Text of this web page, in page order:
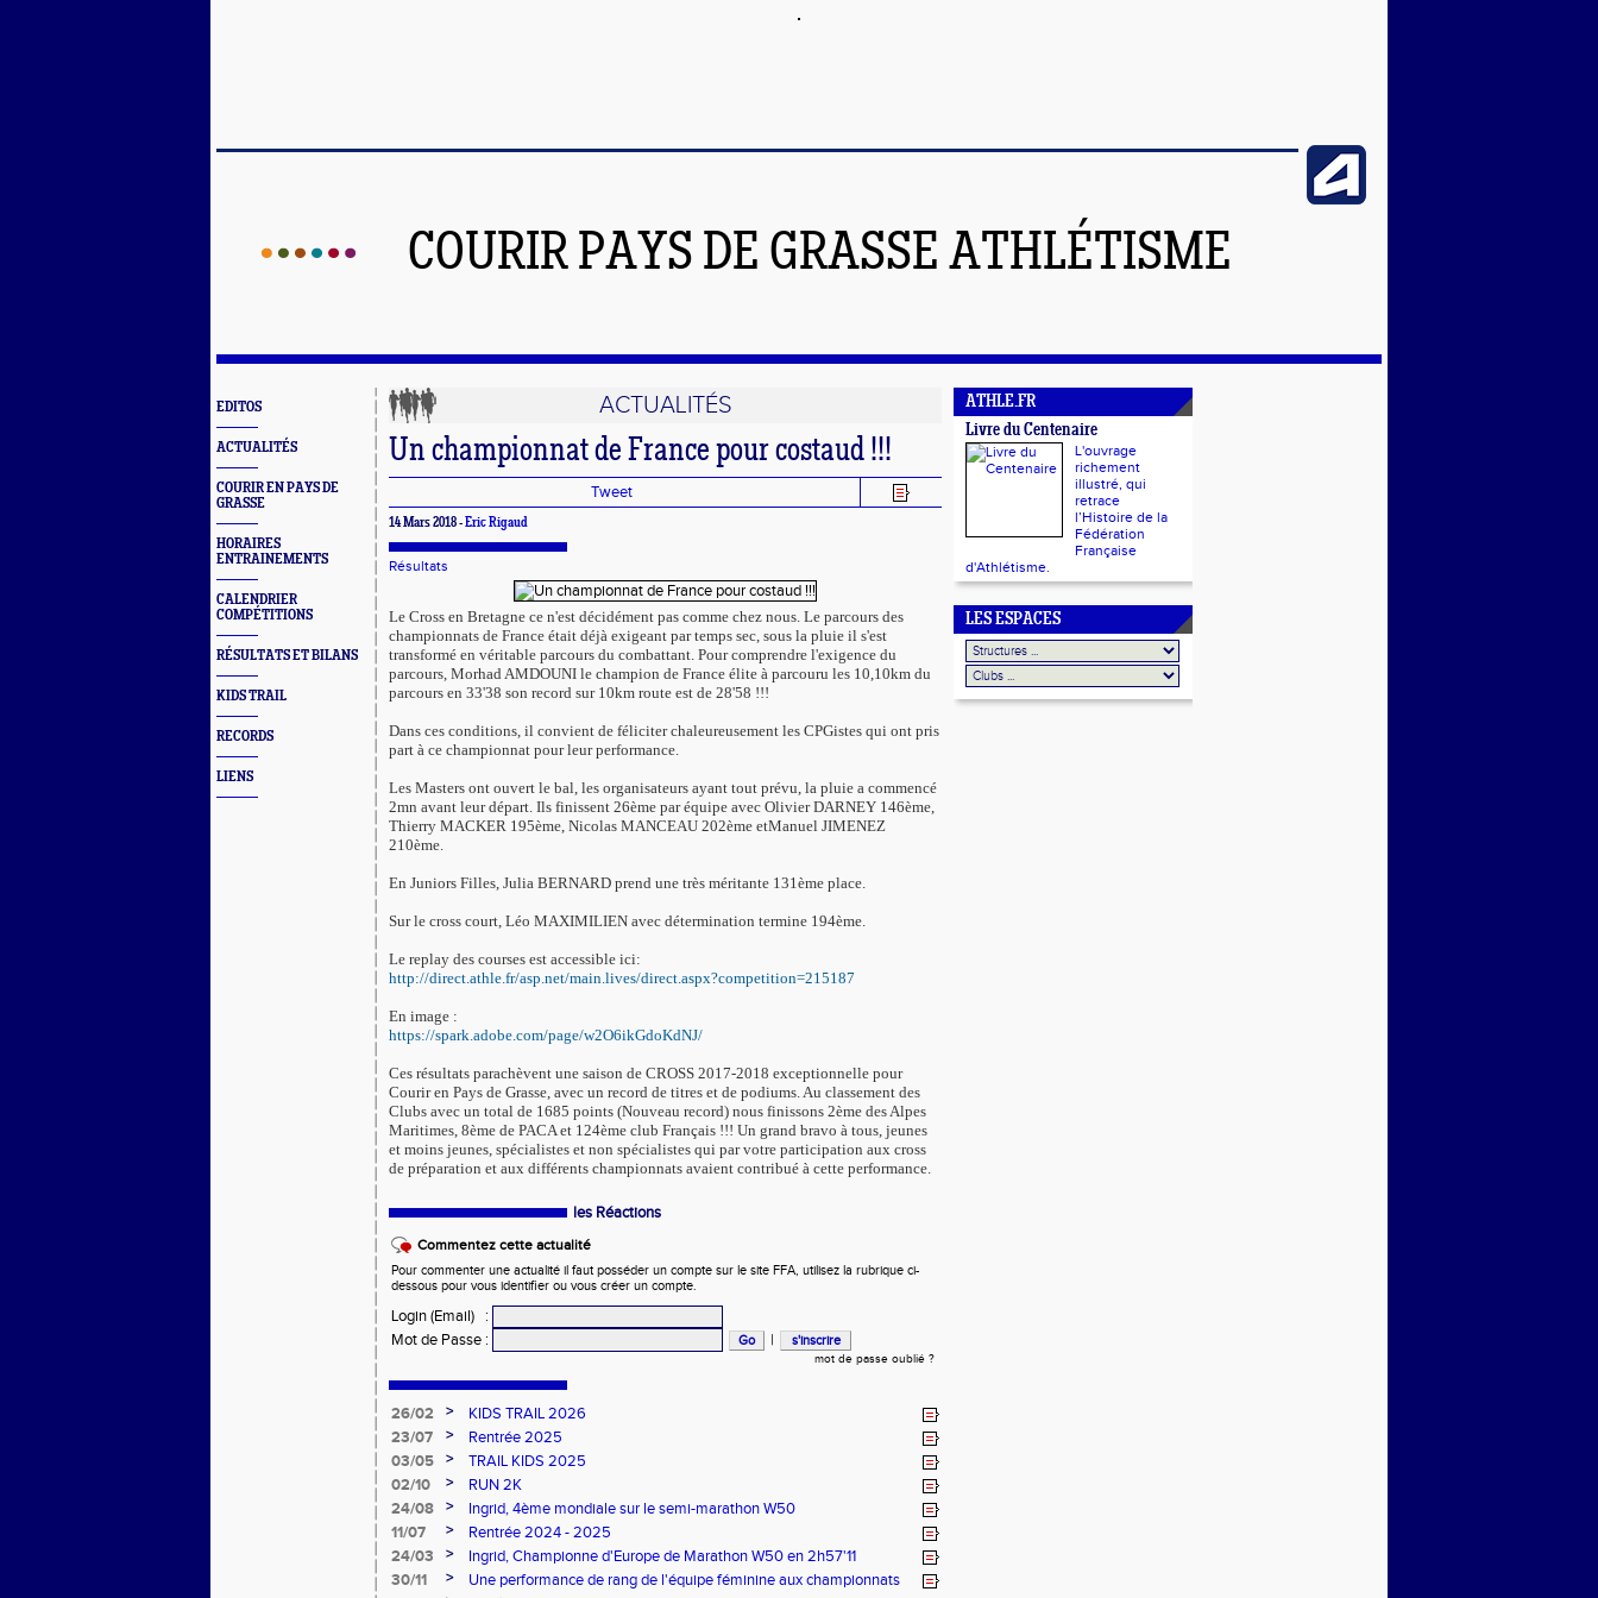
COURIR PAYS DE GRASSE ATHLÉTISME
EDITOS
ACTUALITÉS
COURIR EN PAYS DE
GRASSE
HORAIRES
ENTRAINEMENTS
CALENDRIER
COMPÉTITIONS
RÉSULTATS ET BILANS
KIDS TRAIL
RECORDS
LIENS
ACTUALITÉS
Un championnat de France pour costaud !!!
Tweet
14 Mars 2018 -Eric Rigaud
Résultats
Le Cross en Bretagne ce n'est décidément pas comme chez nous. Le parcours des
championnats de France était déjà exigeant par temps sec, sous la pluie il s'est
transformé en véritable parcours du combattant. Pour comprendre l'exigence du
parcours, Morhad AMDOUNI le champion de France élite à parcouru les 10,10km du
parcours en 33'38 son record sur 10km route est de 28'58 !!!
Dans ces conditions, il convient de féliciter chaleureusement les CPGistes qui ont pris
part à ce championnat pour leur performance.
Les Masters ont ouvert le bal, les organisateurs ayant tout prévu, la pluie a commencé
2mn avant leur départ. Ils finissent 26ème par équipe avec Olivier DARNEY 146ème,
Thierry MACKER 195ème, Nicolas MANCEAU 202ème etManuel JIMENEZ
210ème.
En Juniors Filles, Julia BERNARD prend une très méritante 131ème place.
Sur le cross court, Léo MAXIMILIEN avec détermination termine 194ème.
Le replay des courses est accessible ici:
http://direct.athle.fr/asp.net/main.lives/direct.aspx?competition=215187
En image :
https://spark.adobe.com/page/w2O6ikGdoKdNJ/
Ces résultats parachèvent une saison de CROSS 2017-2018 exceptionnelle pour
Courir en Pays de Grasse, avec un record de titres et de podiums. Au classement des
Clubs avec un total de 1685 points (Nouveau record) nous finissons 2ème des Alpes
Maritimes, 8ème de PACA et 124ème club Français !!! Un grand bravo à tous, jeunes
et moins jeunes, spécialistes et non spécialistes qui par votre participation aux cross
de préparation et aux différents championnats avaient contribué à cette performance.
les Réactions
Commentez cette actualité
Pour commenter une actualité il faut posséder un compte sur le site FFA, utilisez la rubrique ci-
dessous pour vous identifier ou vous créer un compte.
Login (Email)
:
Mot de Passe : |
mot de passe oublié ?
26/02 >
KIDS TRAIL 2026
23/07
>
Rentrée 2025
03/05
>
TRAIL KIDS 2025
02/10
>
RUN 2K
24/08
>
Ingrid, 4ème mondiale sur le semi-marathon W50
11/07
>
Rentrée 2024 - 2025
24/03
>
Ingrid, Championne d'Europe de Marathon W50 en 2h57'11
30/11
>
Une performance de rang de l'équipe féminine aux championnats
ATHLE.FR
Livre du Centenaire
L'ouvrage
richement
illustré, qui
retrace
l’Histoire de la
Fédération
Française
d'Athlétisme.
LES ESPACES